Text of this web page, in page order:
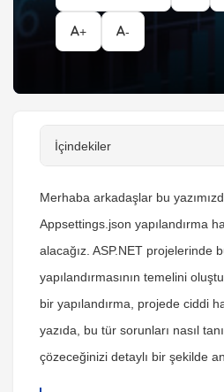
güvenliğini sağlama yollarını
+ -
İçindekiler
Merhaba arkadaşlar bu
Appsettings.json yapılandırma
alacağız. ASP.NET projelerinde
yapılandırmasının temelini
bir yapılandırma, projede ciddi
yazıda, bu tür sorunları nasıl
çözeceğinizi detaylı bir şekilde